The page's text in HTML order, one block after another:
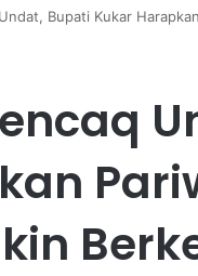
Bupati Kukar